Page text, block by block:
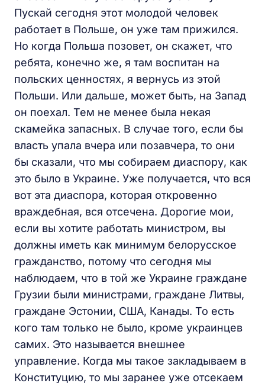
Пускай сегодня этот молодой человек
работает в Польше, он уже там прижился.
Но когда Польша позовет, он скажет, что
ребята, конечно же, я там воспитан на
польских ценностях, я вернусь из этой
Польши. Или дальше, может быть, на Запад
он поехал. Тем не менее была некая
скамейка запасных. В случае того, если бы
власть упала вчера или позавчера, то они
бы сказали, что мы собираем диаспору, как
это было в Украине. Уже получается, что вся
вот эта диаспора, которая откровенно
враждебная, вся отсечена. Дорогие мои,
если вы хотите работать министром, вы
должны иметь как минимум белорусское
гражданство, потому что сегодня мы
наблюдаем, что в той же Украине граждане
Грузии были министрами, граждане Литвы,
граждане Эстонии, США, Канады. То есть
кого там только не было, кроме украинцев
самих. Это называется внешнее
управление. Когда мы такое закладываем в
Конституцию, то мы заранее уже отсекаем